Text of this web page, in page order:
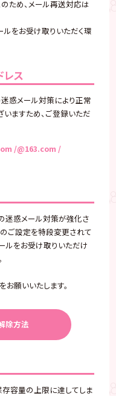
ため、メール再送対応は
ルをお受け取りいただく環
レス
惑メール対策により正常
ますため、ご登録いただ
/@163.com /
迷惑メール対策が強化さ
ご設定を特段変更されて
ルをお受け取りいただけ
願いいたします。
除方法
容量の上限に達してしま